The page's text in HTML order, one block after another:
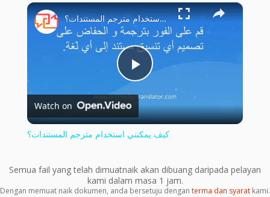
Play Unmute Fullscreen ×
Play
Video
كيف يمكنني استخدام مترجم المستندات؟
Watch on
كيف يمكنني استخدام مترجم المستندات؟
Semua fail yang telah dimuatnaik akan dibuang daripada pelayan
kami dalam masa 1 jam.
Dengan memuat naik dokumen, anda bersetuju dengan terma dan syarat kami.